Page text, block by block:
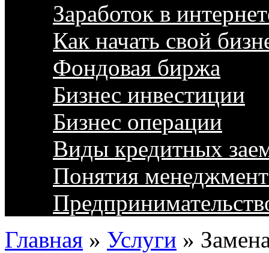
Заработок в
Как начать свой
Фондовая биржа
Бизнес инвестиции
Бизнес операции
Виды кредитных
Понятия
Главная » Услуги »